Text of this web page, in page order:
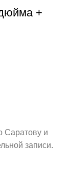
+
Саратову и
записи.